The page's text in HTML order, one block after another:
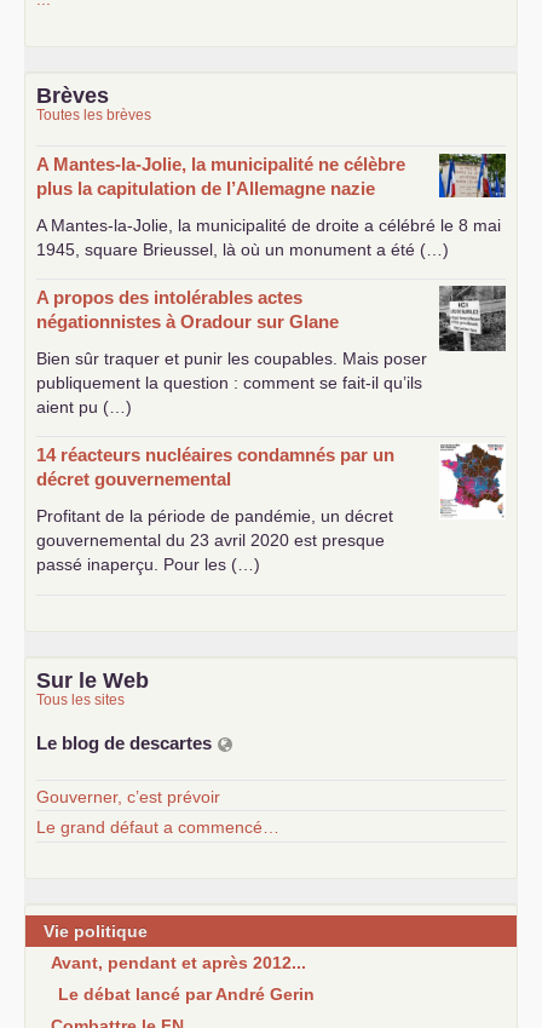
Brèves
Toutes les brèves
A Mantes-la-Jolie, la municipalité ne célèbre
plus la capitulation de l’Allemagne nazie
A Mantes-la-Jolie, la municipalité de droite a célébré le 8 mai
1945, square Brieussel, là où un monument a été (…)
A propos des intolérables actes
négationnistes à Oradour sur Glane
Bien sûr traquer et punir les coupables. Mais poser
publiquement la question : comment se fait-il qu’ils
aient pu (…)
14 réacteurs nucléaires condamnés par un
décret gouvernemental
Profitant de la période de pandémie, un décret
gouvernemental du 23 avril 2020 est presque
passé inaperçu. Pour les (…)
Sur le Web
Tous les sites
Le blog de descartes
Gouverner, c’est prévoir
Le grand défaut a commencé…
Vie politique
Avant, pendant et après 2012...
Le débat lancé par André Gerin